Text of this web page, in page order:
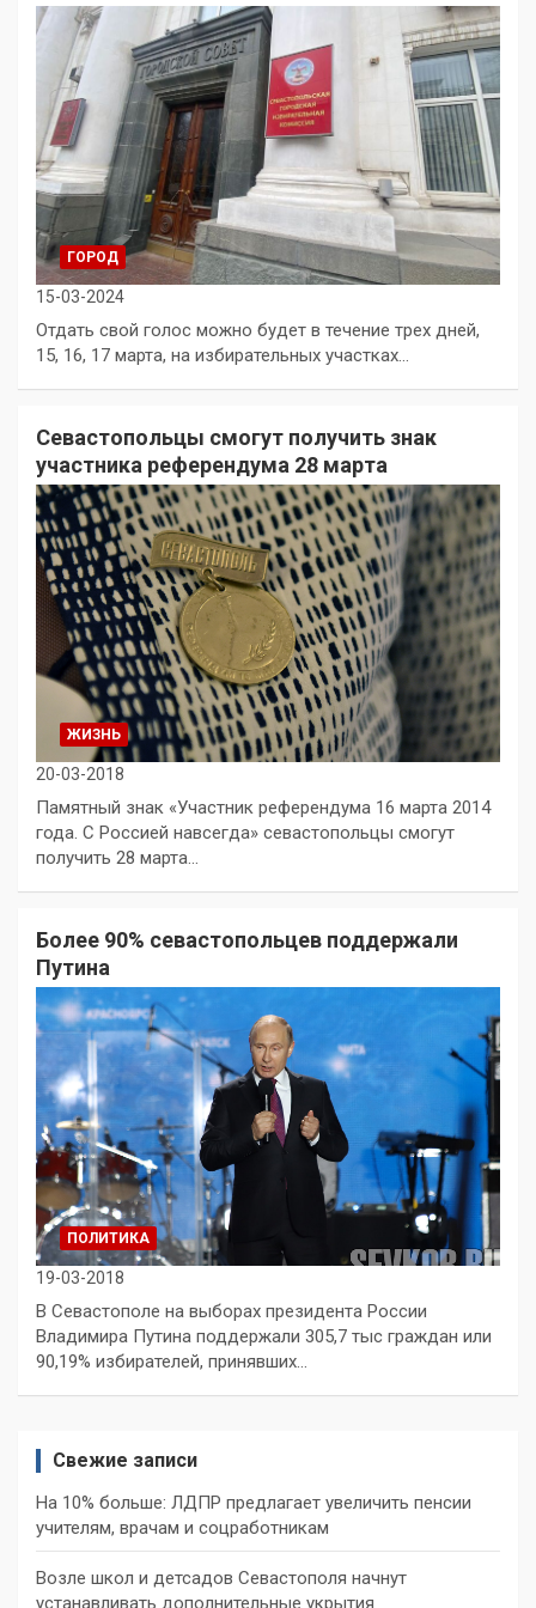
ГОРОД
15-03-2024
Отдать свой голос можно будет в течение трех дней,
15, 16, 17 марта, на избирательных участках…
Севастопольцы смогут получить знак
участника референдума 28 марта
ЖИЗНЬ
20-03-2018
Памятный знак «Участник референдума 16 марта 2014
года. С Россией навсегда» севастопольцы смогут
получить 28 марта…
Более 90% севастопольцев поддержали
Путина
ПОЛИТИКА
19-03-2018
В Севастополе на выборах президента России
Владимира Путина поддержали 305,7 тыс граждан или
90,19% избирателей, принявших…
Свежие записи
На 10% больше: ЛДПР предлагает увеличить пенсии
учителям, врачам и соцработникам
Возле школ и детсадов Севастополя начнут
устанавливать дополнительные укрытия